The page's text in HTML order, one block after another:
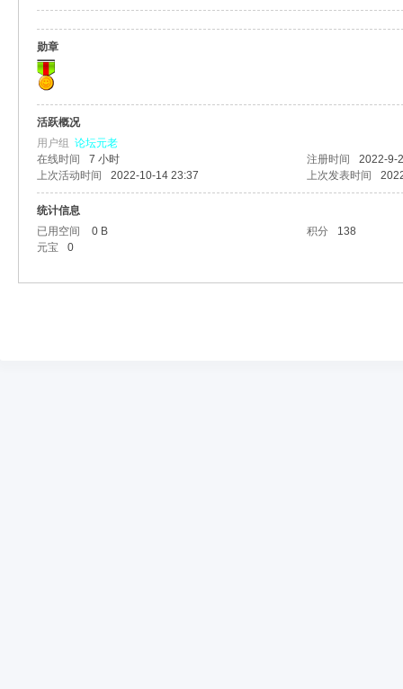
勋章
活跃概况
用户组 论坛元老
在线时间
7 小时 注册时间
2022-9-
上次活动时间
2022-10-14 23:37 上次发表时间
统计信息
已用空间
0 B 积分
138
元宝
0